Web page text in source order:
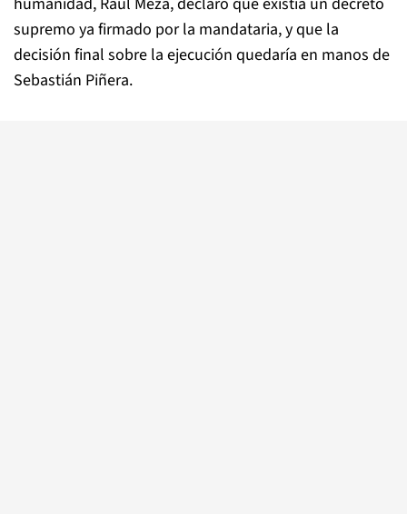
supremo ya firmado por la mandataria, y que la
decisión final sobre la ejecución quedaría en manos de
Sebastián Piñera.